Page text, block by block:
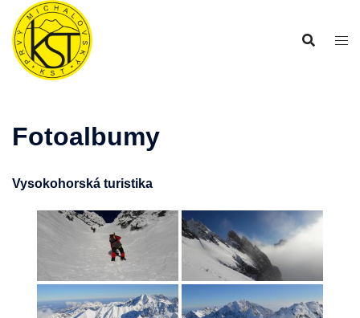
Preskočiť
obsah
Fotoalbumy
Vysokohorská turistika